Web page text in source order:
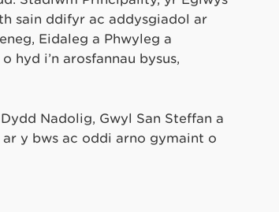
sain ddifyr ac addysgiadol ar
Eidaleg a Phwyleg a
hyd i’n arosfannau bysus,
Nadolig, Gŵyl San Steffan a
y bws ac oddi arno gymaint o